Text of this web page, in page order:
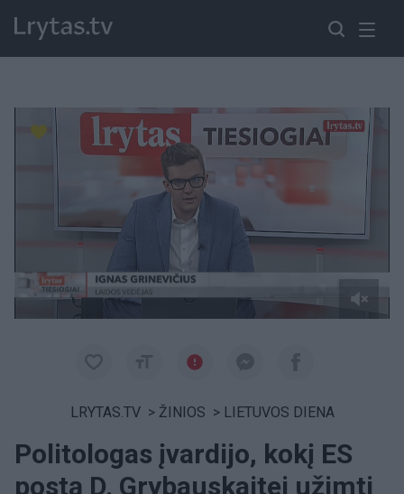
Paremkite Ukrainą
LRYTAS.TV > ŽINIOS > LIETUVOS DIENA
Politologas įvardijo, kokį ES
postą D. Grybauskaitei užimti